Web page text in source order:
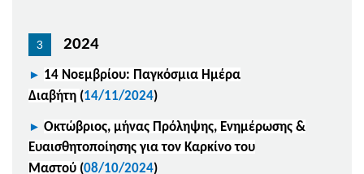
2024
► 14 Νοεμβρίου: Παγκόσμια Ημέρα
Διαβήτη (14/11/2024)
► Οκτώβριος, μήνας Πρόληψης, Ενημέρωσης &
Ευαισθητοποίησης για τον Καρκίνο του
Μαστού (08/10/2024)